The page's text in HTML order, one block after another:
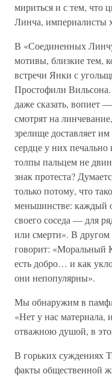
мириться и с тем, что
Линча, империалисты
В «Соединенных
мотивы, близкие тем,
встречи Янки с
Простофили
даже сказать, вопиет
смотрят на
зрелище доставляет
сердце у них
толпы пальцем не
знак протеста?
только потому, что
меньшинстве: каждый
своего соседа — для
или смерти». В другом
говорит: «Моральный
есть добро… и как
они непопулярны».
Мы обнаружим в
«Нет у нас материала,
отважною душой, в
В горьких суждениях
факты общественной